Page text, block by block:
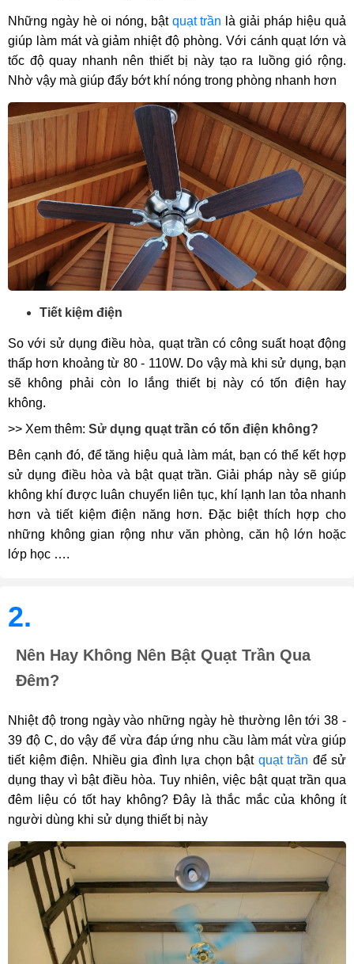
Những ngày hè oi nóng, bật quạt trần là giải pháp hiệu quả
giúp làm mát và giảm nhiệt độ phòng. Với cánh quạt lớn và
tốc độ quay nhanh nên thiết bị này tạo ra luồng gió rộng.
Nhờ vậy mà giúp đẩy bớt khí nóng trong phòng nhanh hơn
Tiết kiệm điện
So với sử dụng điều hòa, quạt trần có công suất hoạt động
thấp hơn khoảng từ 80 - 110W. Do vậy mà khi sử dụng, bạn
sẽ không phải còn lo lắng thiết bị này có tốn điện hay
không.
>> Xem thêm: Sử dụng quạt trần có tốn điện không?
Bên cạnh đó, để tăng hiệu quả làm mát, bạn có thể kết hợp
sử dụng điều hòa và bật quạt trần. Giải pháp này sẽ giúp
không khí được luân chuyển liên tục, khí lạnh lan tỏa nhanh
hơn và tiết kiệm điện năng hơn. Đặc biệt thích hợp cho
những không gian rộng như văn phòng, căn hộ lớn hoặc
lớp học ….
2.
Nên Hay Không Nên Bật Quạt Trần Qua
Đêm?
Nhiệt độ trong ngày vào những ngày hè thường lên tới 38 -
39 độ C, do vậy để vừa đáp ứng nhu cầu làm mát vừa giúp
tiết kiệm điện. Nhiều gia đình lựa chọn bật quạt trần để sử
dụng thay vì bật điều hòa. Tuy nhiên, việc bật quạt trần qua
đêm liệu có tốt hay không? Đây là thắc mắc của không ít
người dùng khi sử dụng thiết bị này